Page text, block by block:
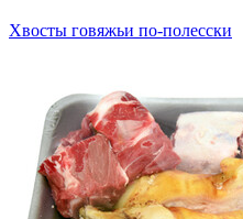
Хвосты говяжьи по-полесски